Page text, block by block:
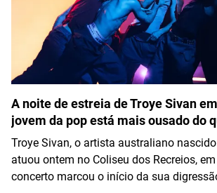
A noite de estreia de Troye Sivan
jovem da pop está mais ousado do
Troye Sivan, o artista australiano
atuou ontem no Coliseu dos Recreios,
concerto marcou o início da sua